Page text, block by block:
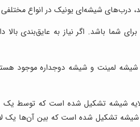
درب‌های شیشه‌ای یونیک در انواع
شما باشد. اگر نیاز به عایق‌بندی
لمینت و شیشه دوجداره موجود
شیشه تشکیل شده است که توسط یک
تشکیل شده است که بین آن‌ها یک لایه